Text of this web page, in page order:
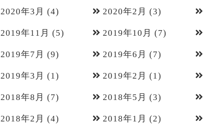
2020年3月 (4) 2020年2月 (3)
2019年11月 (5) 2019年10月 (7)
2019年7月 (9) 2019年6月 (7)
2019年3月 (1) 2019年2月 (1)
2018年8月 (7) 2018年5月 (3)
2018年2月 (4) 2018年1月 (2)